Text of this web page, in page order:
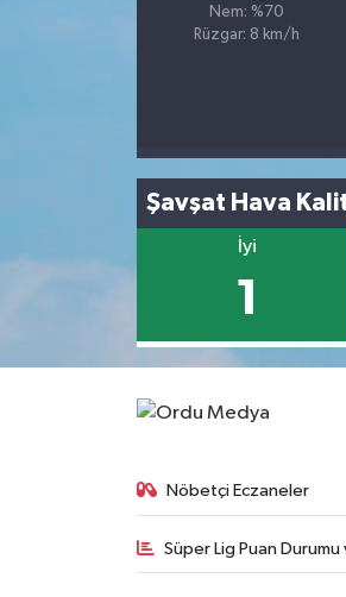
Nem: %70
Rüzgar: 8 km/h
Şavşat Hava
İyi
1
Nöbetçi Eczaneler
Süper Lig Puan Durumu